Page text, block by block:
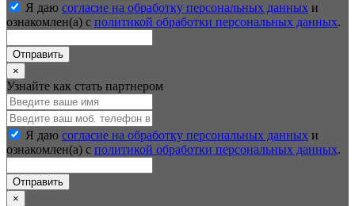
Я даю согласие на обработку персональных данных и
ознакомлен(а) с политикой обработки персональных данных.
Отправить
×
Узнайте как стать партнером
Я даю согласие на обработку персональных данных и
ознакомлен(а) с политикой обработки персональных данных.
Отправить
×